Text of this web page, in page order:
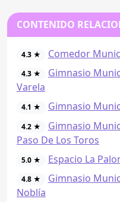
CONTENIDO
4.3 ★ Comedor
4.3 ★
Gimnasio
Varela
4.1 ★ Gimnasio
4.2 ★
Gimnasio
Paso De Los Toros
5.0 ★ Espacio La
4.8 ★
Gimnasio
Noblía